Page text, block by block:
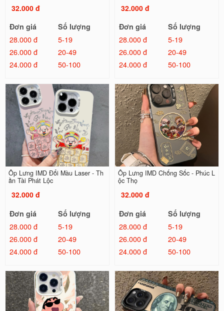
32.000 đ
Đơn giá
Số lượng
28.000 đ
5-19
26.000 đ
20-49
24.000 đ
50-100
32.000 đ
Đơn giá
Số lượng
28.000 đ
5-19
26.000 đ
20-49
24.000 đ
50-100
Ốp Lưng IMD Đổi Màu Laser - Th
ần Tài Phát Lộc
32.000 đ
Đơn giá
Số lượng
28.000 đ
5-19
26.000 đ
20-49
24.000 đ
50-100
Ốp Lưng IMD Chống Sốc - Phúc L
ộc Thọ
32.000 đ
Đơn giá
Số lượng
28.000 đ
5-19
26.000 đ
20-49
24.000 đ
50-100